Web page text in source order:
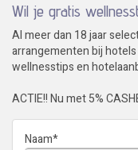
Wil je gratis
Al meer dan 18 jaar
arrangementen bij
wellnesstips en
ACTIE!! Nu met 5%
Naam*